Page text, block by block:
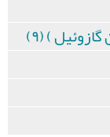
) (۹)